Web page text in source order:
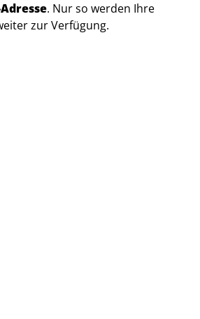
. Nur so werden Ihre
zur Verfügung.